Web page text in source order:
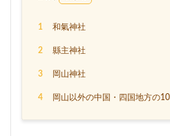
1 和氣神社
2 縣主神社
3 岡山神社
4 岡山以外の中国・四国地方の